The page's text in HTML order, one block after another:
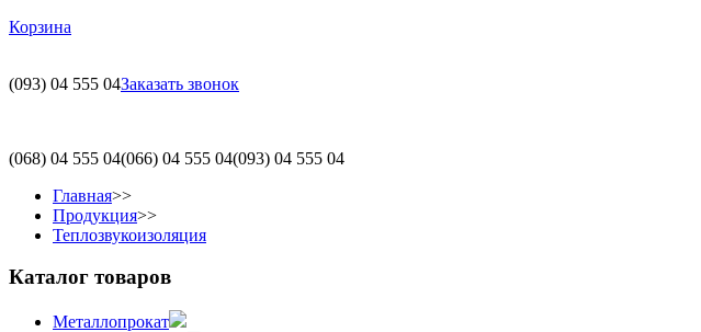
Корзина
(093) 04 555 04Заказать звонок
(068) 04 555 04(066) 04 555 04(093) 04 555 04
Главная>>
Продукция>>
Теплозвукоизоляция
Каталог товаров
Металлопрокат